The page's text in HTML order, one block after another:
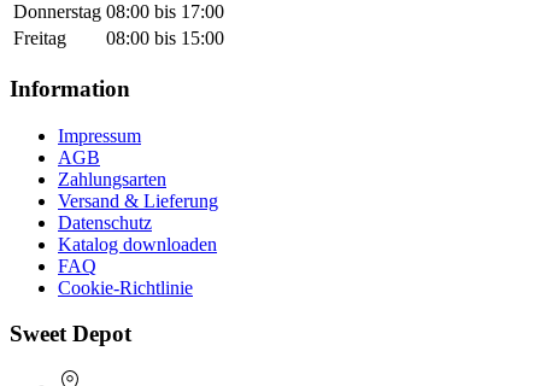
Donnerstag 08:00 bis 17:00
Freitag
08:00 bis 15:00
Information
Impressum
AGB
Zahlungsarten
Versand & Lieferung
Datenschutz
Katalog downloaden
FAQ
Cookie-Richtlinie
Sweet Depot